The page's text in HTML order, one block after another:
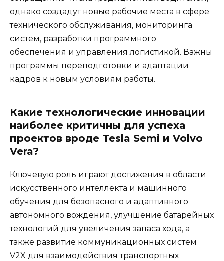
однако создадут новые рабочие места в сфере
технического обслуживания, мониторинга
систем, разработки программного
обеспечения и управления логистикой. Важны
программы переподготовки и адаптации
кадров к новым условиям работы.
Какие технологические инновации
наиболее критичны для успеха
проектов вроде Tesla Semi и Volvo
Vera?
Ключевую роль играют достижения в области
искусственного интеллекта и машинного
обучения для безопасного и адаптивного
автономного вождения, улучшение батарейных
технологий для увеличения запаса хода, а
также развитие коммуникационных систем
V2X для взаимодействия транспортных